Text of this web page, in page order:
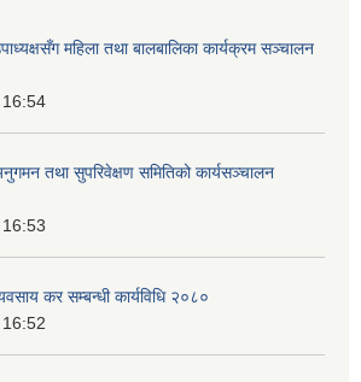
महिला तथा बालबालिका कार्यक्रम सञ्चालन
तथा सुपरिवेक्षण समितिको कार्यसञ्चालन
कर सम्बन्धी कार्यविधि २०८०